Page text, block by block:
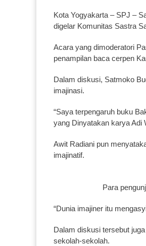
Kota Yogyakarta – SPJ –
digelar Komunitas Sastra
Acara yang dimoderatori
penampilan baca cerpen
Dalam diskusi, Satmoko
imajinasi.
“Saya terpengaruh buku
yang Dinyatakan karya Adi
Awit Radiani pun
imajinatif.
Para
“Dunia imajiner itu
Dalam diskusi tersebut
sekolah-sekolah.